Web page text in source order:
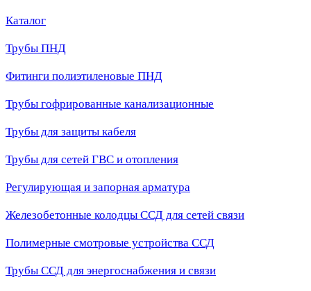
Каталог
Трубы ПНД
Фитинги полиэтиленовые ПНД
Трубы гофрированные канализационные
Трубы для защиты кабеля
Трубы для сетей ГВС и отопления
Регулирующая и запорная арматура
Железобетонные колодцы ССД для сетей связи
Полимерные смотровые устройства ССД
Трубы ССД для энергоснабжения и связи